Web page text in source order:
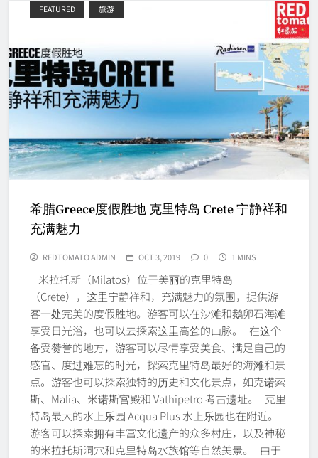
FEATURED 旅游
希腊Greece度假胜地 克里特岛 Crete 宁静祥和
充满魅力
REDTOMATO ADMIN OCT 3, 2019 0 1 MINS
米拉托斯（Milatos）位于美丽的克里特岛
（Crete），这里宁静祥和，充满魅力的氛围，提供游
客一处完美的度假胜地。游客可以在沙滩和鹅卵石海滩
享受日光浴，也可以去探索这里高耸的山脉。 在这个
备受赞誉的地方，游客可以尽情享受美食、满足自己的
感官、度过难忘的时光，探索克里特岛最好的海滩和景
点。游客也可以探索独特的历史和文化景点，如克诺索
斯、Malia、米诺斯宫殿和 Vathipetro 考古遗址。 克里
特岛最大的水上乐园 Acqua Plus 水上乐园也在附近。
游客可以探索拥有丰富文化遗产的众多村庄，以及神秘
的米拉托斯洞穴和克里特岛水族馆等自然美景。 由于